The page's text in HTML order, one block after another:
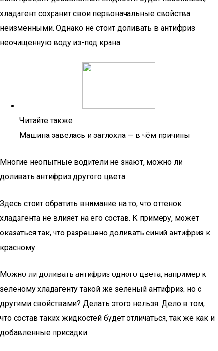
хладагент сохранит свои первоначальные свойства
неизменными. Однако не стоит доливать в антифриз
неочищенную воду из-под крана.
Читайте также:
Машина завелась и заглохла — в чём причины
Многие неопытные водители не знают, можно ли
доливать антифриз другого цвета
Здесь стоит обратить внимание на то, что оттенок
хладагента не влияет на его состав. К примеру, может
оказаться так, что разрешено доливать синий антифриз к
красному.
Можно ли доливать антифриз одного цвета, например к
зеленому хладагенту такой же зеленый антифриз, но с
другими свойствами? Делать этого нельзя. Дело в том,
что состав таких жидкостей будет отличаться, так же как и
добавленные присадки.